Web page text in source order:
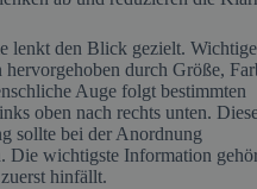
lenkt den Blick gezielt. Wichtige
durch Größe,
Auge folgt bestimmten
oben nach rechts unten.
sollte bei der Anordnung
Die wichtigste Information
hinfällt.